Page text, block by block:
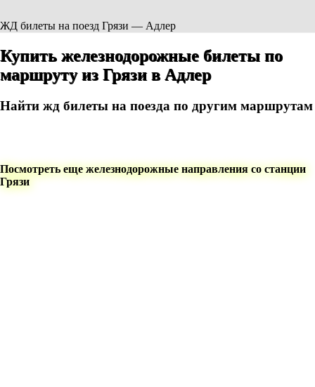
ЖД билеты на поезд Грязи — Адлер
Купить железнодорожные билеты по
маршруту из Грязи в Адлер
Найти жд билеты на поезда по другим маршрутам
Посмотреть еще железнодорожные направления со станции
Грязи